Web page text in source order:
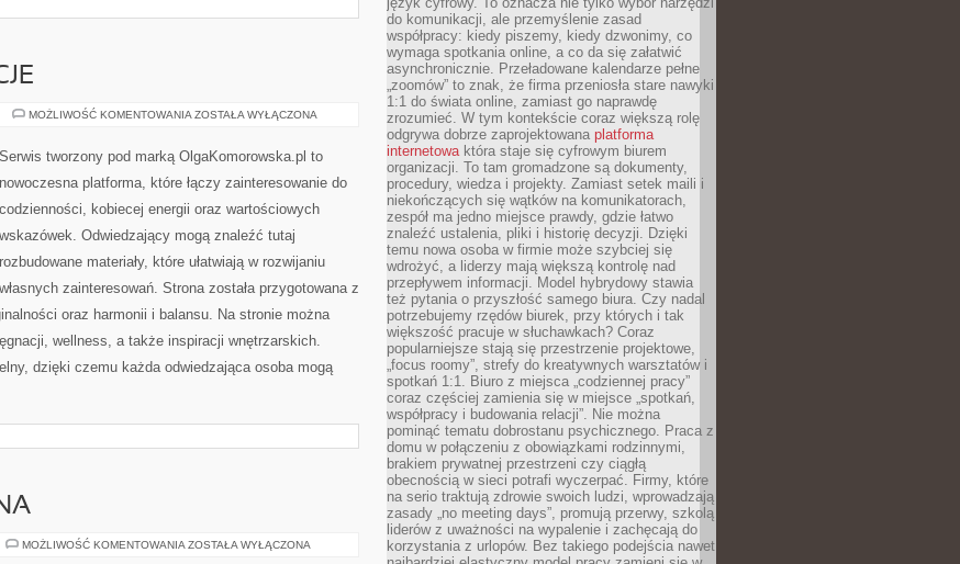
MOŻLIWOŚĆ KOMENTOWANIA HISTORIE
ZOSTAŁA WYŁĄCZONA
Serwis tworzony pod marką OlgaKomorowska.pl to
nowoczesna platforma, które łączy zainteresowanie do
codzienności, kobiecej energii oraz wartościowych
wskazówek. Odwiedzający mogą znaleźć tutaj
rozbudowane materiały, które ułatwiają w rozwijaniu
własnych zainteresowań. Strona została przygotowana z
oraz harmonii i balansu. Na stronie można
wellness, a także inspiracji wnętrzarskich.
dzięki czemu każda odwiedzająca osoba mogą
MOŻLIWOŚĆ KOMENTOWANIA PORADNIK
ZOSTAŁA WYŁĄCZONA
do komunikacji, ale przemyślenie zasad
współpracy: kiedy piszemy, kiedy dzwonimy, co
wymaga spotkania online, a co da się załatwić
asynchronicznie. Przeładowane kalendarze pełne
„zoomów” to znak, że firma przeniosła stare nawyki
1:1 do świata online, zamiast go naprawdę
zrozumieć. W tym kontekście coraz większą rolę
odgrywa dobrze zaprojektowana platforma
internetowaktóra staje się cyfrowym biurem
organizacji. To tam gromadzone są dokumenty,
procedury, wiedza i projekty. Zamiast setek maili i
niekończących się wątków na komunikatorach,
zespół ma jedno miejsce prawdy, gdzie łatwo
znaleźć ustalenia, pliki i historię decyzji. Dzięki
temu nowa osoba w firmie może szybciej się
wdrożyć, a liderzy mają większą kontrolę nad
przepływem informacji. Model hybrydowy stawia
też pytania o przyszłość samego biura. Czy nadal
potrzebujemy rzędów biurek, przy których i tak
większość pracuje w słuchawkach? Coraz
popularniejsze stają się przestrzenie projektowe,
„focus roomy”, strefy do kreatywnych warsztatów i
spotkań 1:1. Biuro z miejsca „codziennej pracy”
coraz częściej zamienia się w miejsce „spotkań,
współpracy i budowania relacji”. Nie można
pominąć tematu dobrostanu psychicznego. Praca z
domu w połączeniu z obowiązkami rodzinnymi,
brakiem prywatnej przestrzeni czy ciągłą
obecnością w sieci potrafi wyczerpać. Firmy, które
na serio traktują zdrowie swoich ludzi, wprowadzają
zasady „no meeting days”, promują przerwy, szkolą
liderów z uważności na wypalenie i zachęcają do
korzystania z urlopów. Bez takiego podejścia nawet